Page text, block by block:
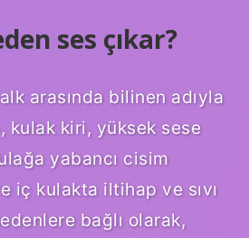
ses çıkar?
arasında bilinen adıyla
kulak kiri, yüksek sese
yabancı cisim
iç kulakta iltihap ve sıvı
bağlı olarak,